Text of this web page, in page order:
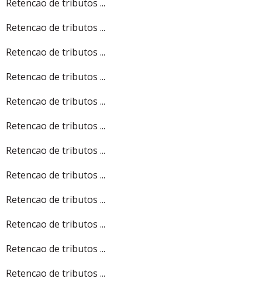
Retencao de tributos ...
Retencao de tributos ...
Retencao de tributos ...
Retencao de tributos ...
Retencao de tributos ...
Retencao de tributos ...
Retencao de tributos ...
Retencao de tributos ...
Retencao de tributos ...
Retencao de tributos ...
Retencao de tributos ...
Retencao de tributos ...